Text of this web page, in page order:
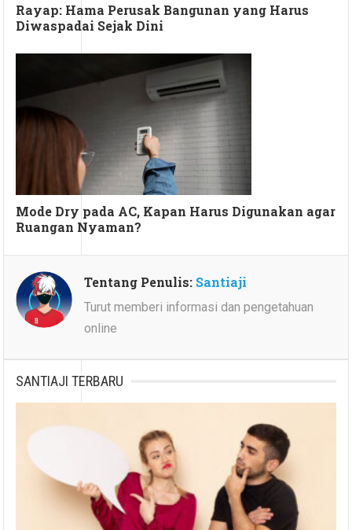
Rayap: Hama Perusak Bangunan yang Harus
Diwaspadai Sejak Dini
Mode Dry pada AC, Kapan Harus Digunakan agar
Ruangan Nyaman?
Tentang Penulis: Santiaji
Turut memberi informasi dan pengetahuan
online
SANTIAJI TERBARU